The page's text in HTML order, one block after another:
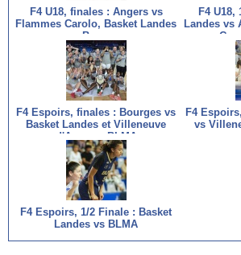
F4 U18, finales : Angers vs
Flammes Carolo, Basket Landes
vs Bourges
F4 U18,
Landes vs
F4 Espoirs, finales : Bourges vs
Basket Landes et Villeneuve
d'Ascq vs BLMA
F4
vs
F4 Espoirs, 1/2 Finale : Basket
Landes vs BLMA